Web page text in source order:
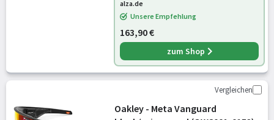
alza.de
Unsere Empfehlung
163,90 €
zum Shop
Vergleichen
Oakley - Meta Vanguard